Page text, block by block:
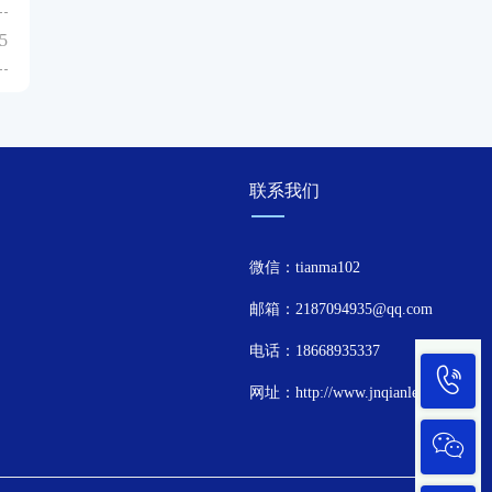
联系我们
微信：tianma102
邮箱：2187094935@qq.com
电话：18668935337
网址：http://www.jnqianle.cn